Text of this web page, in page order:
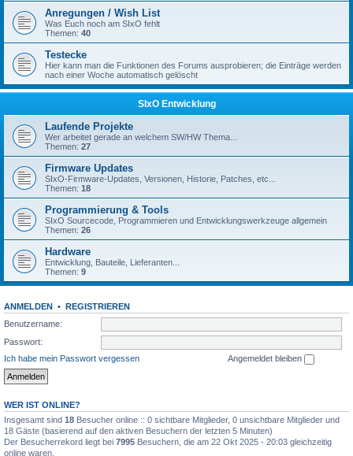
Anregungen / Wish List
Was Euch noch am SIxO fehlt
Themen: 40
Testecke
Hier kann man die Funktionen des Forums ausprobieren; die Einträge werden
nach einer Woche automatisch gelöscht
SIxO Entwicklung
Laufende Projekte
Wer arbeitet gerade an welchem SW/HW Thema...
Themen: 27
Firmware Updates
SIxO-Firmware-Updates, Versionen, Historie, Patches, etc...
Themen: 18
Programmierung & Tools
SIxO Sourcecode, Programmieren und Entwicklungswerkzeuge allgemein
Themen: 26
Hardware
Entwicklung, Bauteile, Lieferanten...
Themen: 9
ANMELDEN • REGISTRIEREN
Benutzername:
Passwort:
Ich habe mein Passwort vergessen
Angemeldet bleiben
WER IST ONLINE?
Insgesamt sind 18 Besucher online :: 0 sichtbare Mitglieder, 0 unsichtbare Mitglieder und
18 Gäste (basierend auf den aktiven Besuchern der letzten 5 Minuten)
Der Besucherrekord liegt bei 7995 Besuchern, die am 22 Okt 2025 - 20:03 gleichzeitig
online waren.